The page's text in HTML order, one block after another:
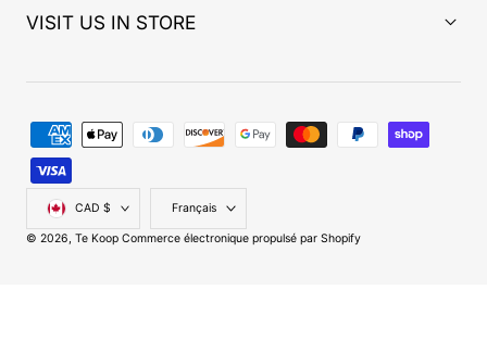
VISIT US IN STORE
Pays/région
CAD $ Français
© 2026, Te Koop Commerce électronique propulsé par Shopify
paiement